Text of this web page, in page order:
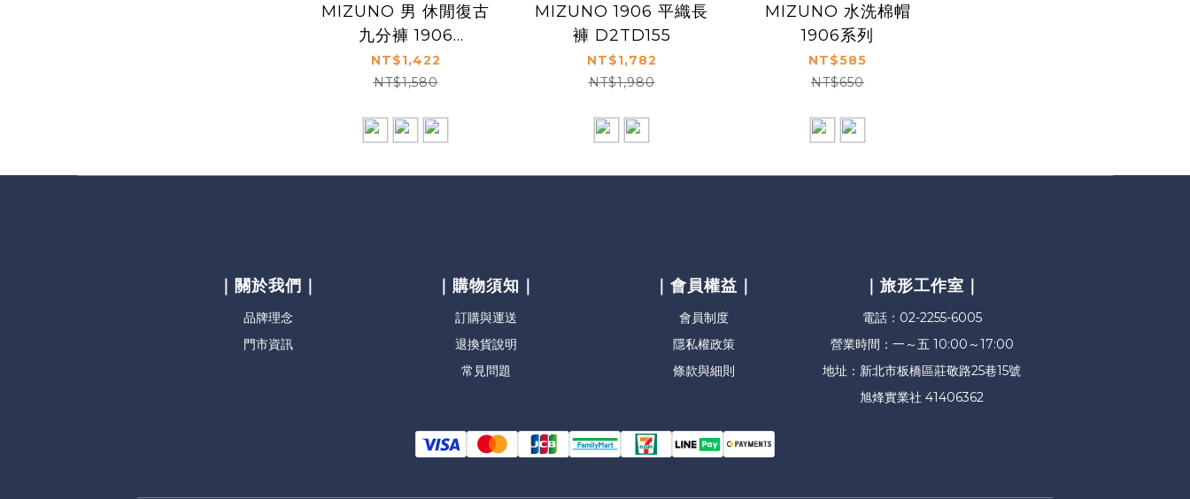
MIZUNO 男 休閒復古
九分褲 1906
D2TD9061
NT$1,422
NT$1,580
MIZUNO 1906 平織長
褲 D2TD155
NT$1,782
NT$1,980
MIZUNO 水洗棉帽
1906系列
NT$585
NT$650
｜關於我們｜
品牌理念
門市資訊
｜購物須知｜
訂購與運送
退換貨說明
常見問題
｜會員權益｜
會員制度
隱私權政策
條款與細則
｜旅形工作室｜
電話：02-2255-6005
營業時間：一～五 10:00～17:00
地址：新北市板橋區莊敬路25巷15號
旭烽實業社 41406362